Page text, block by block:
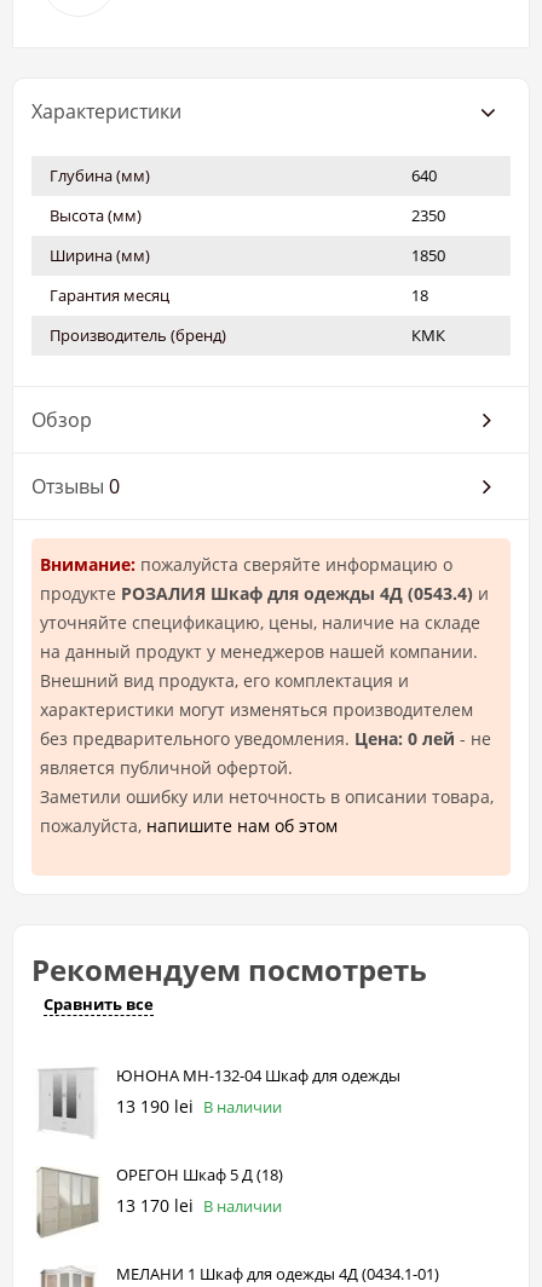
Характеристики
Глубина (мм)
640
Высота (мм)
2350
Ширина (мм)
1850
Гарантия месяц
18
Производитель (бренд)
КМК
Обзор
Отзывы 0
Внимание: пожалуйста сверяйте информацию о
продукте РОЗАЛИЯ Шкаф для одежды 4Д (0543.4) и
уточняйте спецификацию, цены, наличие на складе
на данный продукт у менеджеров нашей компании.
Внешний вид продукта, его комплектация и
характеристики могут изменяться производителем
без предварительного уведомления. Цена: 0 лей - не
является публичной офертой.
Заметили ошибку или неточность в описании товара,
пожалуйста, напишите нам об этом
Рекомендуем посмотреть
Сравнить все
ЮНОНА МН-132-04 Шкаф для одежды
13 190 lei В наличии
ОРЕГОН Шкаф 5 Д (18)
13 170 lei В наличии
МЕЛАНИ 1 Шкаф для одежды 4Д (0434.1-01)